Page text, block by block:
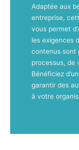
Adaptée aux
entreprise,
vous permet
les exigences
contenus sont
processus, de
Bénéficiez
garantir des
à votre